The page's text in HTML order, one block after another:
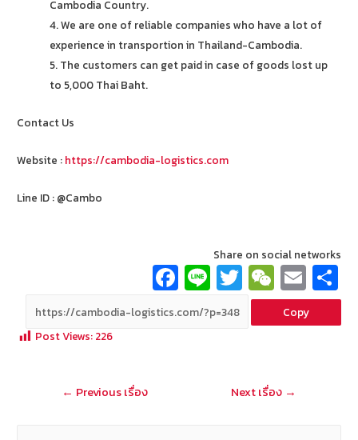
Cambodia Country.
4. We are one of reliable companies who have a lot of
experience in transportion in Thailand-Cambodia.
5. The customers can get paid in case of goods lost up
to 5,000 Thai Baht.
Contact Us
Website : https://cambodia-logistics.com
Line ID : @Cambo
Share on social networks
Fa
ce
b
Li
n
e
T
wi
tt
W
e
C
at
E
m
ai
Copy
Post Views: 226
แนะแนว
← Previous เรื่อง Next เรื่อง →